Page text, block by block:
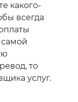
какого-
всегда
то
услуг.